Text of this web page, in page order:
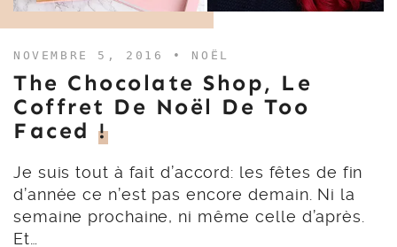
NOVEMBRE 5, 2016 • NOËL
The Chocolate Shop, Le
Coffret De Noël De Too
Faced !
Je suis tout à fait d’accord: les fêtes de fin
d’année ce n’est pas encore demain. Ni la
semaine prochaine, ni même celle d’après.
Et…